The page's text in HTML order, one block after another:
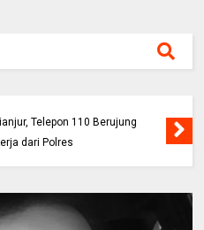
Telepon 110 Berujung
dari Polres